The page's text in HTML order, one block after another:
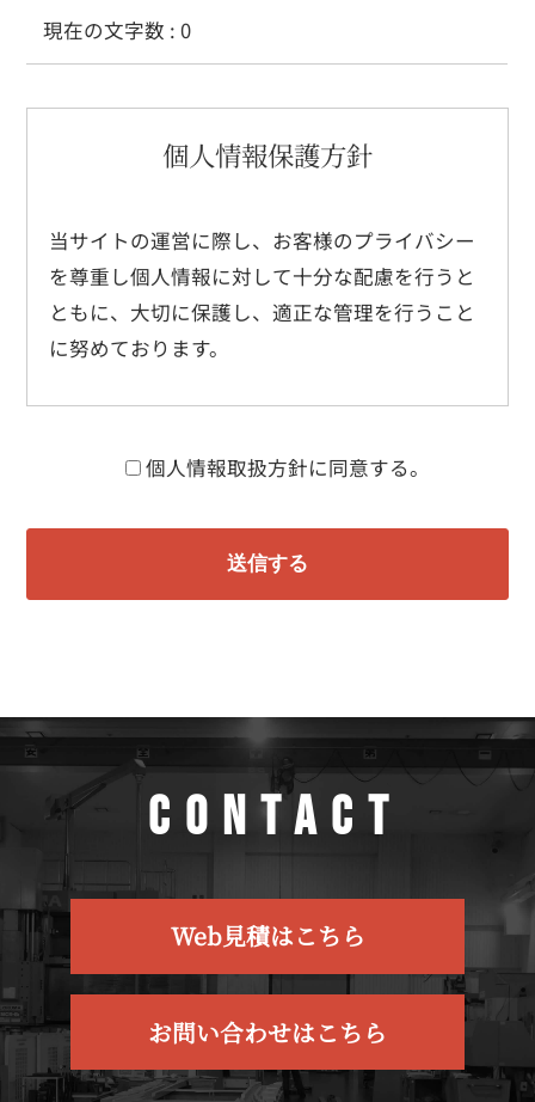
現在の文字数 : 0
個人情報保護方針
当サイトの運営に際し、お客様のプライバシー
を尊重し個人情報に対して十分な配慮を行うと
ともに、大切に保護し、適正な管理を行うこと
に努めております。
の保護に関する法令及びその他の規範を遵守
弊社が個人情報を取得する際にはあらかじめ
利用目的の告知を行い、適法かつ公正な手段
でお客様の個人情報を使用し、その情報は弊
社が厳重に管理いたします。
a) お客様から寄せられたお問い合わせに対応
する場合
b) お客様からご注文いただいた商品を発送す
る場合
ち、安全に管理いたします。同時に個人情報
の紛失、改ざん、漏洩などを防止するため、
あるいは必要かつ適正な情報セキュリティ対
個人情報取扱方針に同意する。
CONTACT
Web見積はこちら
お問い合わせはこちら